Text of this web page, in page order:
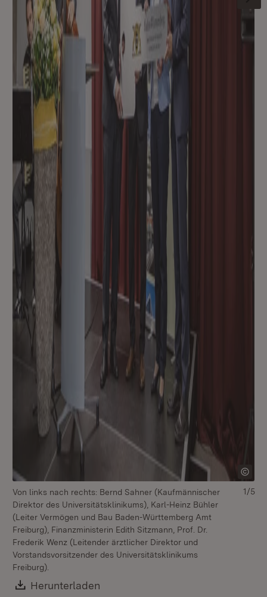
Von links nach rechts: Bernd Sahner (Kaufmännischer
Direktor des Universitätsklinikums), Karl-Heinz Bühler
(Leiter Vermögen und Bau Baden-Württemberg Amt
Freiburg), Finanzministerin Edith Sitzmann, Prof. Dr.
Frederik Wenz (Leitender ärztlicher Direktor und
Vorstandsvorsitzender des Universitätsklinikums
Freiburg).
Download:
Herunterladen
1/5